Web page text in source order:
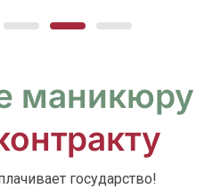
маникюру
государство!